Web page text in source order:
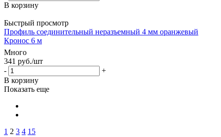
В корзину
Быстрый просмотр
Профиль соединительный неразъемный 4 мм оранжевый
Кронос 6 м
Много
341 руб./шт
-
+
В корзину
Показать еще
1 2 3 4 15